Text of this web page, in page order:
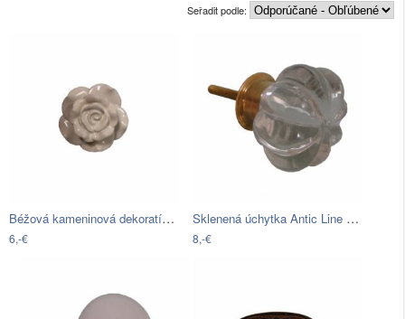
Seřadit podle:
Béžová kameninová dekoratívna úchytka…
6,-€
Sklenená úchytka Antic Line Knob
8,-€